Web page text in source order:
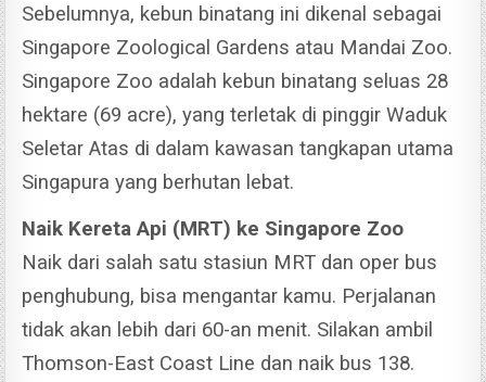
Sebelumnya, kebun binatang ini dikenal sebagai
Singapore Zoological Gardens atau Mandai Zoo.
Singapore Zoo adalah kebun binatang seluas 28
hektare (69 acre), yang terletak di pinggir Waduk
Seletar Atas di dalam kawasan tangkapan utama
Singapura yang berhutan lebat.
Naik Kereta Api (MRT) ke Singapore Zoo
Naik dari salah satu stasiun MRT dan oper bus
penghubung, bisa mengantar kamu. Perjalanan
tidak akan lebih dari 60-an menit. Silakan ambil
Thomson-East Coast Line dan naik bus 138.